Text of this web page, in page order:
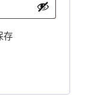
存